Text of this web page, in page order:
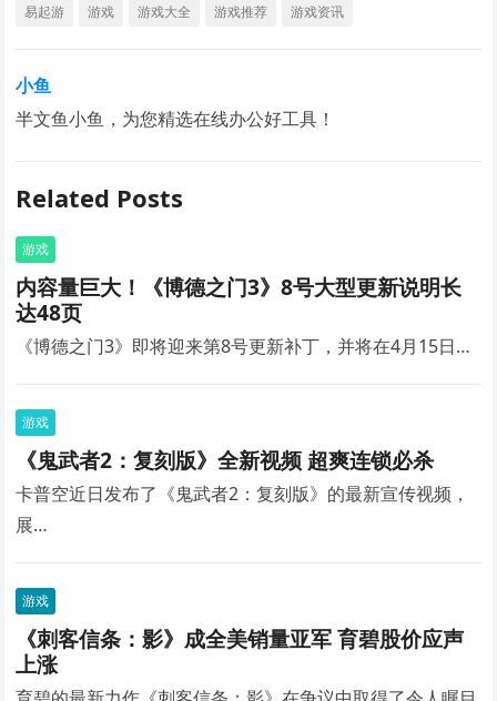
易起游 游戏 游戏大全 游戏推荐 游戏资讯
小鱼
半文鱼小鱼，为您精选在线办公好工具！
Related Posts
游戏
内容量巨大！《博德之门3》8号大型更新说明长
达48页
《博德之门3》即将迎来第8号更新补丁，并将在4月15日…
游戏
《鬼武者2：复刻版》全新视频 超爽连锁必杀
卡普空近日发布了《鬼武者2：复刻版》的最新宣传视频，
展…
游戏
《刺客信条：影》成全美销量亚军 育碧股价应声
上涨